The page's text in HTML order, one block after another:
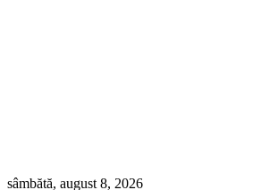
sâmbătă, august 8, 2026